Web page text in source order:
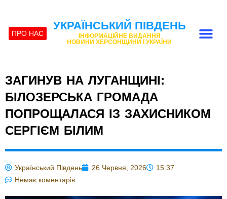
ПРО НАС
УКРАЇНСЬКИЙ ПІВДЕНЬ
ІНФОРМАЦІЙНЕ ВИДАННЯ
НОВИНИ ХЕРСОНЩИНИ І УКРАЇНИ
ЗАГИНУВ НА ЛУГАНЩИНІ:
БІЛОЗЕРСЬКА ГРОМАДА
ПОПРОЩАЛАСЯ ІЗ ЗАХИСНИКОМ
СЕРГІЄМ БІЛИМ
Український Південь 26 Червня, 2026
15:37
Немає коментарів